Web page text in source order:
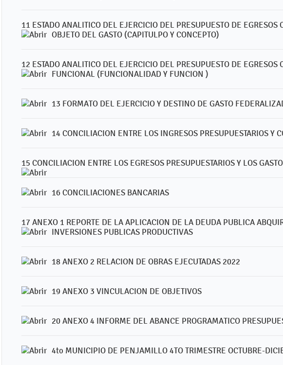
11 ESTADO ANALITICO DEL EJERCICIO DEL PRESUPUESTO DE EGRESOS
OBJETO DEL GASTO (CAPITULPO Y CONCEPTO)
12 ESTADO ANALITICO DEL EJERCICIO DEL PRESUPUESTO DE EGRESOS
FUNCIONAL (FUNCIONALIDAD Y FUNCION )
13 FORMATO DEL EJERCICIO Y DESTINO DE GASTO
14 CONCILIACION ENTRE LOS INGRESOS PRESUPUESTARIOS Y
15 CONCILIACION ENTRE LOS EGRESOS PRESUPUESTARIOS Y LOS
16 CONCILIACIONES BANCARIAS
17 ANEXO 1 REPORTE DE LA APLICACION DE LA DEUDA PUBLICA
INVERSIONES PUBLICAS PRODUCTIVAS
18 ANEXO 2 RELACION DE OBRAS EJECUTADAS 2022
19 ANEXO 3 VINCULACION DE OBJETIVOS
20 ANEXO 4 INFORME DEL ABANCE PROGRAMATICO
4to MUNICIPIO DE PENJAMILLO 4TO TRIMESTRE OCTUBRE-